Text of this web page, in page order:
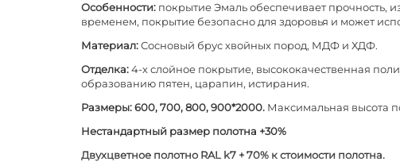
Особенности: покрытие Эмаль обеспечивает прочность,
временем, покрытие безопасно для здоровья и может
Материал:Сосновый брус хвойных пород, МДФ и ХДФ.
Отделка:4-х слойное покрытие, высококачественная
образованию пятен, царапин, истирания.
Размеры: 600, 700, 800, 900*2000. Максимальная высота
Нестандартный размер полотна +30%
Двухцветное полотно RAL k7 + 70% к стоимости полотна.